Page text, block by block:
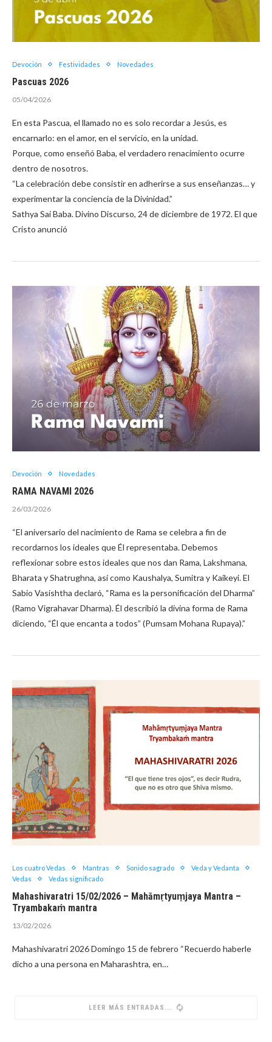
Devoción Festividades Novedades
Pascuas 2026
05/04/2026
En esta Pascua, el llamado no es solo recordar a Jesús, es
encarnarlo: en el amor, en el servicio, en la unidad.
Porque, como enseñó Baba, el verdadero renacimiento ocurre
dentro de nosotros.
“La celebración debe consistir en adherirse a sus enseñanzas… y
experimentar la conciencia de la Divinidad.”
Sathya Sai Baba. Divino Discurso, 24 de diciembre de 1972. El que
Cristo anunció
Devoción Novedades
RAMA NAVAMI 2026
26/03/2026
“El aniversario del nacimiento de Rama se celebra a fin de
recordarnos los ideales que Él representaba. Debemos
reflexionar sobre estos ideales que nos dan Rama, Lakshmana,
Bharata y Shatrughna, así como Kaushalya, Sumitra y Kaikeyi. El
Sabio Vasishtha declaró, “Rama es la personificación del Dharma”
(Ramo Vigrahavar Dharma). Él describió la divina forma de Rama
diciendo, “Él que encanta a todos” (Pumsam Mohana Rupaya).”
Los cuatro Vedas Mantras Sonido sagrado
Veda y Vedanta
Vedas
Vedas significado
Mahashivaratri 15/02/2026 – Mahāmṛtyuṃjaya Mantra –
Tryambakaṁ mantra
13/02/2026
Mahashivaratri 2026 Domingo 15 de febrero “Recuerdo haberle
dicho a una persona en Maharashtra, en…
LEER MÁS ENTRADAS